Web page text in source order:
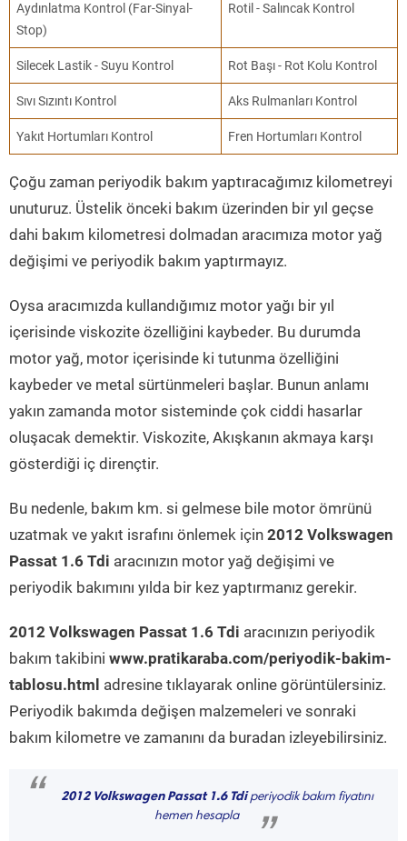
Aydınlatma Kontrol (Far-Sinyal-
Stop)
Rotil - Salıncak Kontrol
Silecek Lastik - Suyu Kontrol Rot Başı - Rot Kolu Kontrol
Sıvı Sızıntı Kontrol Aks Rulmanları Kontrol
Yakıt Hortumları Kontrol Fren Hortumları Kontrol
Çoğu zaman periyodik bakım yaptıracağımız kilometreyi
unuturuz. Üstelik önceki bakım üzerinden bir yıl geçse
dahi bakım kilometresi dolmadan aracımıza motor yağ
değişimi ve periyodik bakım yaptırmayız.
Oysa aracımızda kullandığımız motor yağı bir yıl
içerisinde viskozite özelliğini kaybeder. Bu durumda
motor yağ, motor içerisinde ki tutunma özelliğini
kaybeder ve metal sürtünmeleri başlar. Bunun anlamı
yakın zamanda motor sisteminde çok ciddi hasarlar
oluşacak demektir. Viskozite, Akışkanın akmaya karşı
gösterdiği iç dirençtir.
Bu nedenle, bakım km. si gelmese bile motor ömrünü
uzatmak ve yakıt israfını önlemek için 2012 Volkswagen
Passat 1.6 Tdi aracınızın motor yağ değişimi ve
periyodik bakımını yılda bir kez yaptırmanız gerekir.
2012 Volkswagen Passat 1.6 Tdi aracınızın periyodik
bakım takibini www.pratikaraba.com/periyodik-bakim-
tablosu.html adresine tıklayarak online görüntülersiniz.
Periyodik bakımda değişen malzemeleri ve sonraki
bakım kilometre ve zamanını da buradan izleyebilirsiniz.
“ 2012 Volkswagen Passat 1.6 Tdiperiyodik bakım fiyatını
hemen hesapla